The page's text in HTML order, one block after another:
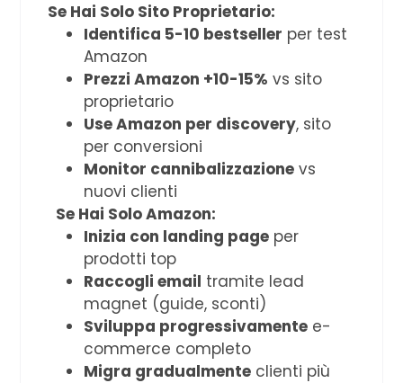
Se Hai Solo Sito Proprietario:
Identifica 5-10 bestseller per test
Amazon
Prezzi Amazon +10-15% vs sito
proprietario
Use Amazon per discovery, sito
per conversioni
Monitor cannibalizzazione vs
nuovi clienti
Se Hai Solo Amazon:
Inizia con landing page per
prodotti top
Raccogli email tramite lead
magnet (guide, sconti)
Sviluppa progressivamente e-
commerce completo
Migra gradualmente clienti più